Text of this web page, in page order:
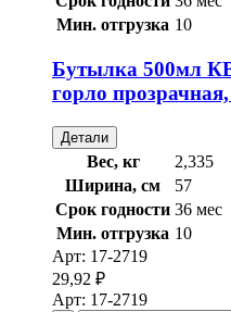
Мин. отгрузка 10
Бутылка 500мл
горло
Детали
Вес, кг
2,335
Ширина, см
57
Срок годности 36 мес
Мин. отгрузка 10
Арт: 17-2719
29,92 ₽
Арт: 17-2719